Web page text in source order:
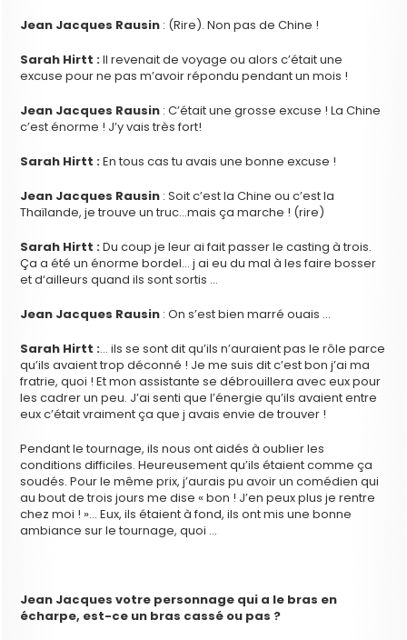
Jean Jacques Rausin : (Rire). Non pas de Chine !
Sarah Hirtt :Il revenait de voyage ou alors c’était une
excuse pour ne pas m’avoir répondu pendant un mois !
Jean Jacques Rausin : C’était une grosse excuse ! La Chine
c’est énorme ! J’y vais très fort!
Sarah Hirtt :En tous cas tu avais une bonne excuse !
Jean Jacques Rausin : Soit c’est la Chine ou c’est la
Thaïlande, je trouve un truc…mais ça marche ! (rire)
Sarah Hirtt :Du coup je leur ai fait passer le casting à trois.
Ça a été un énorme bordel… j ai eu du mal à les faire bosser
et d‘ailleurs quand ils sont sortis …
Jean Jacques Rausin : On s’est bien marré ouais …
Sarah Hirtt :… ils se sont dit qu’ils n’auraient pas le rôle parce
qu’ils avaient trop déconné ! Je me suis dit c’est bon j’ai ma
fratrie, quoi ! Et mon assistante se débrouillera avec eux pour
les cadrer un peu. J’ai senti que l’énergie qu’ils avaient entre
eux c’était vraiment ça que j avais envie de trouver !
Pendant le tournage, ils nous ont aidés à oublier les
conditions difficiles. Heureusement qu’ils étaient comme ça
soudés. Pour le même prix, j’aurais pu avoir un comédien qui
au bout de trois jours me dise « bon ! J’en peux plus je rentre
chez moi ! »… Eux, ils étaient à fond, ils ont mis une bonne
ambiance sur le tournage, quoi …
Jean Jacques votre personnage qui a le bras en
écharpe, est-ce un bras cassé ou pas ?